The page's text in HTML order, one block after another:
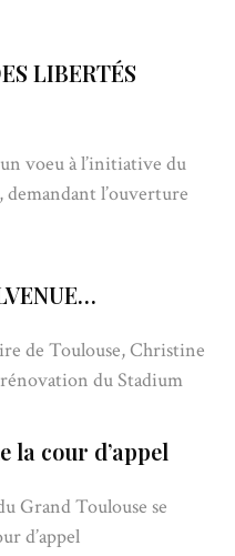
LIBERTÉS
voeu à l’initiative du
demandant l’ouverture
de Toulouse, Christine
du Stadium
la cour d’appel
Grand Toulouse se
d’appel